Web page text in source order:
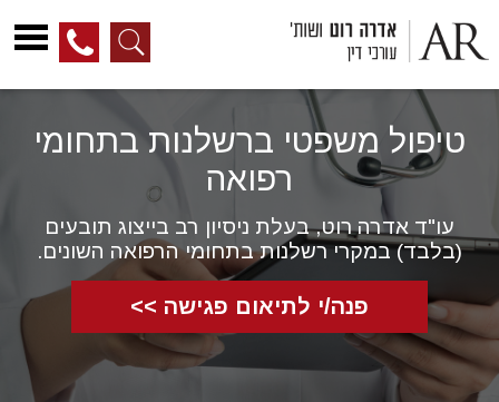
התוכןטיפול משפטי ברשלנות בתחומי
רפואה
עו"ד אדרה רוט, בעלת ניסיון רב בייצוג תובעים
(בלבד) במקרי רשלנות בתחומי הרפואה השונים.
פנה/י לתיאום פגישה >>